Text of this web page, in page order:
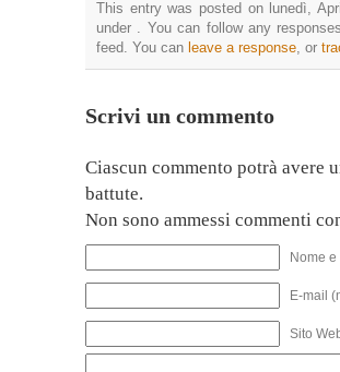
This entry was posted on lunedì,
under . You can follow any
feed. You can leave a response , or
Scrivi un commento
Ciascun commento potrà avere
battute.
Non sono ammessi commenti
Nome
E-mail
Sito